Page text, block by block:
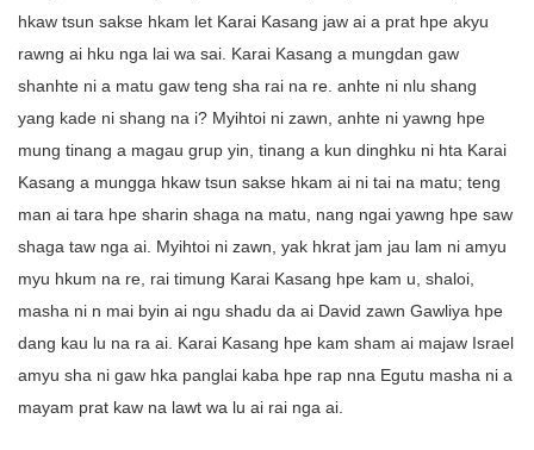
hkaw tsun sakse hkam let Karai Kasang jaw ai a prat hpe akyu
rawng ai hku nga lai wa sai. Karai Kasang a mungdan gaw
shanhte ni a matu gaw teng sha rai na re. anhte ni nlu shang
yang kade ni shang na i? Myihtoi ni zawn, anhte ni yawng hpe
mung tinang a magau grup yin, tinang a kun dinghku ni hta Karai
Kasang a mungga hkaw tsun sakse hkam ai ni tai na matu; teng
man ai tara hpe sharin shaga na matu, nang ngai yawng hpe saw
shaga taw nga ai. Myihtoi ni zawn, yak hkrat jam jau lam ni amyu
myu hkum na re, rai timung Karai Kasang hpe kam u, shaloi,
masha ni n mai byin ai ngu shadu da ai David zawn Gawliya hpe
dang kau lu na ra ai. Karai Kasang hpe kam sham ai majaw Israel
amyu sha ni gaw hka panglai kaba hpe rap nna Egutu masha ni a
mayam prat kaw na lawt wa lu ai rai nga ai.